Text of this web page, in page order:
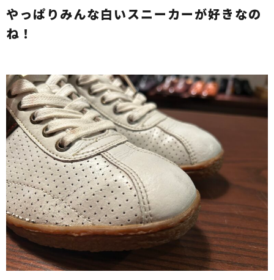
やっぱりみんな白いスニーカーが好きなの
ね！